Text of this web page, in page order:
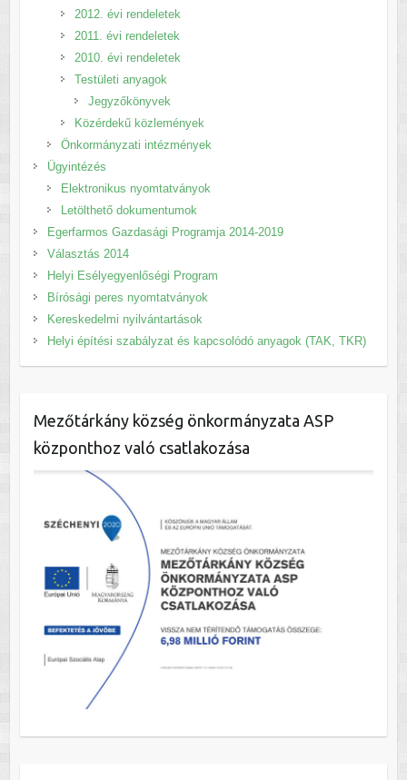
2012. évi rendeletek
2011. évi rendeletek
2010. évi rendeletek
Testületi anyagok
Jegyzőkönyvek
Közérdekű közlemények
Önkormányzati intézmények
Ügyintézés
Elektronikus nyomtatványok
Letölthető dokumentumok
Egerfarmos Gazdasági Programja 2014-2019
Választás 2014
Helyi Esélyegyenlőségi Program
Bírósági peres nyomtatványok
Kereskedelmi nyilvántartások
Helyi építési szabályzat és kapcsolódó anyagok (TAK, TKR)
Mezőtárkány község önkormányzata ASP
központhoz való csatlakozása